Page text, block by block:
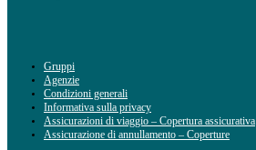
Gruppi
Agenzie
Condizioni generali
Informativa sulla privacy
Assicurazioni di viaggio – Copertura assicurativa
Assicurazione di annullamento – Coperture